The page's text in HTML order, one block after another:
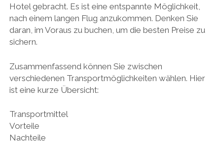
Hotel gebracht. Es ist eine entspannte Möglichkeit,
nach einem langen Flug anzukommen. Denken Sie
daran, im Voraus zu buchen, um die besten Preise zu
sichern.
Zusammenfassend können Sie zwischen
verschiedenen Transportmöglichkeiten wählen. Hier
ist eine kurze Übersicht:
Transportmittel
Vorteile
Nachteile